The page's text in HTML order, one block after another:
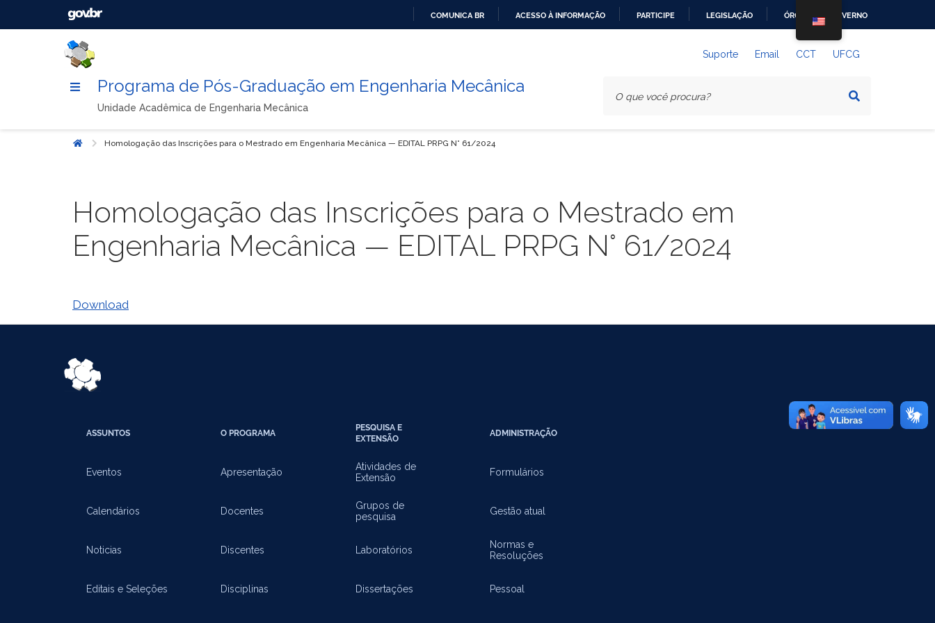
CONTEÚDO
COMUNICA BR ACESSO À INFORMAÇÃO PARTICIPE LEGISLAÇÃO ÓRGÃOS DO GOVERNO
Suporte Email CCT UFCG
Programa de Pós-Graduação em Engenharia Mecânica
Unidade Acadêmica de Engenharia Mecânica
Início Homologação das Inscrições para o Mestrado em Engenharia Mecânica — EDITAL PRPG N° 61/2024
Homologação das Inscrições para o Mestrado em
Engenharia Mecânica — EDITAL PRPG N° 61/2024
Download
ASSUNTOS
Eventos
Calendários
Noticias
Editais e Seleções
O PROGRAMA
Apresentação
Docentes
Discentes
Disciplinas
PESQUISA E
EXTENSÃO
Atividades de
Extensão
Grupos de
pesquisa
Laboratórios
Dissertações
ADMINISTRAÇÃO
Formulários
Gestão atual
Normas e
Resoluções
Pessoal